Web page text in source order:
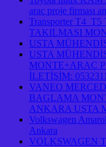
araç proje firması
Transporter T4
TAKILMASI
USTA
USTA
MONTE+ARAÇ
İLETİŞİM:
VANEO
BAGLAMA
ANKARA USTA
Volkswagen
Ankara
VOLKSWAGEN